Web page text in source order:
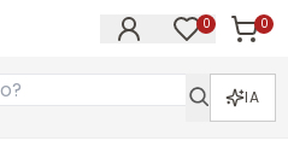
0 0
IA